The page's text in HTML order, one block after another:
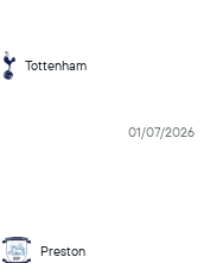
Tottenham
01/07/2026
Preston